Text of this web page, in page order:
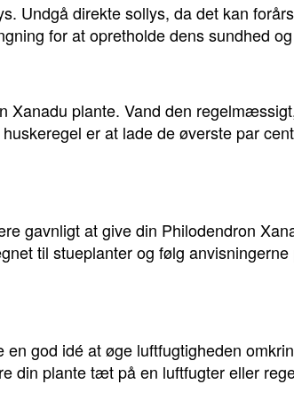
Undgå direkte sollys, da det kan
for at opretholde dens sundhed
plante. Vand den
er at lade de øverste par
gavnligt at give din Philodendron
til stueplanter og følg
god idé at øge luftfugtigheden
din plante tæt på en luftfugter eller